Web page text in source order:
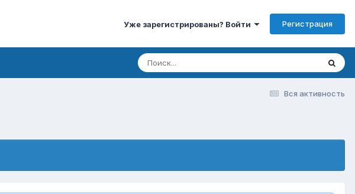
Уже зарегистрированы? Войти Регистрация
Вся активность